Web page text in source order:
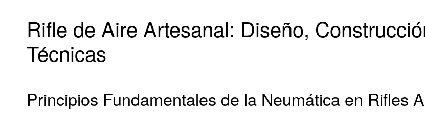
Rifle de Aire Artesanal: Diseño,
Técnicas
Principios Fundamentales de la Neumática en Rifles